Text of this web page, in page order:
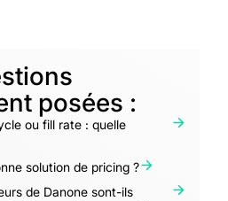
posées :
ou fill rate : quelle
solution de pricing ?
de Danone sont-ils